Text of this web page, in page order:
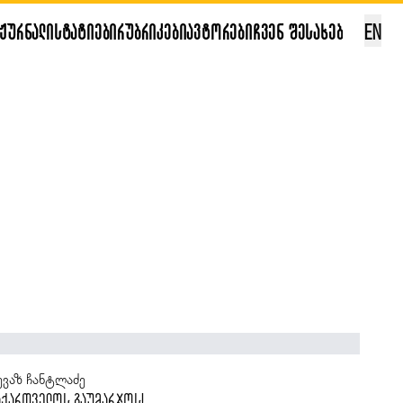
EN
ჟურნალისტატიებირუბრიკებიავტორებიჩვენ შესახებ
კალანდაძე